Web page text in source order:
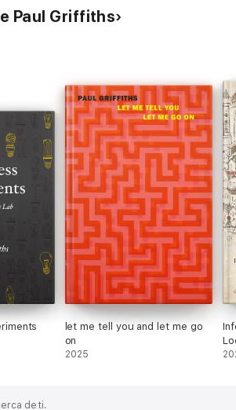
Paul Griffiths
let me tell you and let me go
on
2025
de ti.